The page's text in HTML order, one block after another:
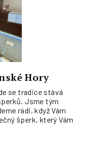
Hory
se tradice stává
Jsme tým
rádi, když Vám
šperk, který Vám